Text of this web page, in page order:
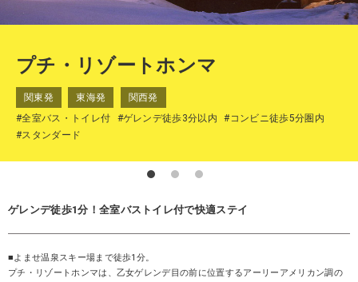
プチ・リゾートホンマ
関東発 東海発
関西発
#全室バス・トイレ付
#ゲレンデ徒歩3分以内
#コンビニ徒歩5分圏内
#スタンダード
ゲレンデ徒歩1分！全室バストイレ付で快適ステイ
■よませ温泉スキー場まで徒歩1分。
プチ・リゾートホンマは、乙女ゲレンデ目の前に位置するアーリーアメリカン調の